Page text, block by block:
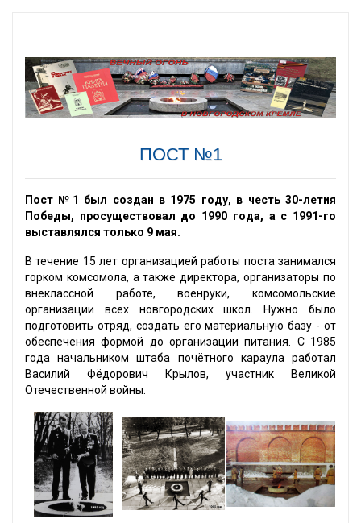
ПОСТ №1
Пост №1 был создан в 1975 году, в честь 30-летия
Победы, просуществовал до 1990 года, а с 1991-го
выставлялся только 9 мая.
В течение 15 лет организацией работы поста занимался
горком комсомола, а также директора, организаторы по
внеклассной работе, военруки, комсомольские
организации всех новгородских школ. Нужно было
подготовить отряд, создать его материальную базу - от
обеспечения формой до организации питания. С 1985
года начальником штаба почётного караула работал
Василий Фёдорович Крылов, участник Великой
Отечественной войны.